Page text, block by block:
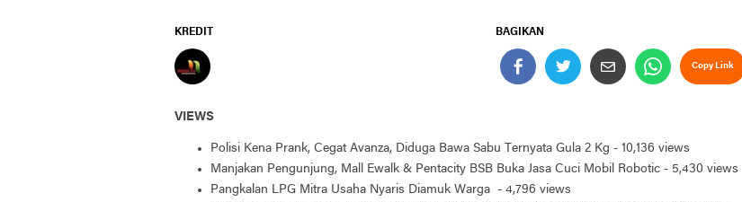
KREDIT BAGIKAN
Copy Link
VIEWS
Polisi Kena Prank, Cegat Avanza, Diduga Bawa Sabu Ternyata Gula 2 Kg - 10,136 views
Manjakan Pengunjung, Mall Ewalk & Pentacity BSB Buka Jasa Cuci Mobil Robotic - 5,430 views
Pangkalan LPG Mitra Usaha Nyaris Diamuk Warga - 4,796 views